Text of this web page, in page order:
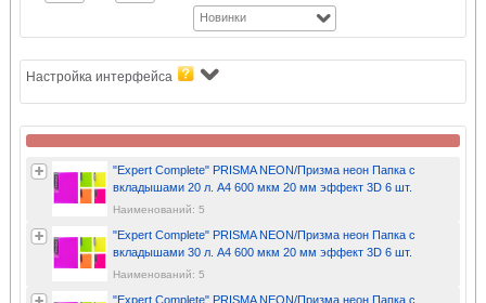
Новинки
Настройка интерфейса
"Expert Complete" PRISMA NEON/Призма неон Папка с
вкладышами 20 л. A4 600 мкм 20 мм эффект 3D 6 шт.
Наименований: 5
"Expert Complete" PRISMA NEON/Призма неон Папка с
вкладышами 30 л. A4 600 мкм 20 мм эффект 3D 6 шт.
Наименований: 5
"Expert Complete" PRISMA NEON/Призма неон Папка с